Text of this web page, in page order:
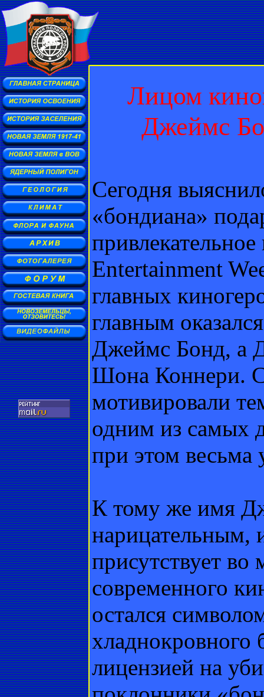
Лицом
Джеймс
Сегодня
«бондиана»
Entertainment
главных
главным
Джеймс Бонд, а
Шона Коннери.
мотивировали
одним из самых
при этом
К тому же имя
нарицательным,
присутствует
современного
остался
хладнокровного
лицензией на